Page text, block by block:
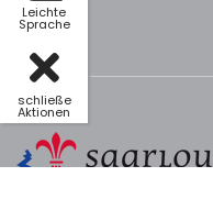
Leichte
Sprache
schließe
Aktionen